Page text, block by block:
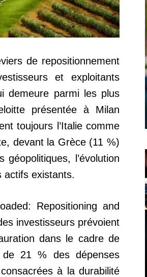
de repositionnement
et exploitants
demeure parmi les plus
présentée à Milan
toujours l’Italie comme
devant la Grèce (11 %)
l’évolution
actifs existants.
Repositioning and
investisseurs prévoient
dans le cadre de
de 21 % des dépenses
à la durabilité